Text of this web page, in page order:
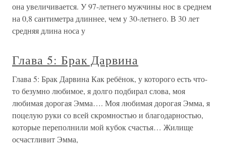
она увеличивается. У 97-летнего мужчины нос в среднем
на 0,8 сантиметра длиннее, чем у 30-летнего. В 30 лет
средняя длина носа у
Глава 5: Брак Дарвина
Глава 5: Брак Дарвина Как ребёнок, у которого есть что-
то безумно любимое, я долго подбирал слова, моя
любимая дорогая Эмма…. Моя любимая дорогая Эмма, я
поцелую руки со всей скромностью и благодарностью,
которые переполнили мой кубок счастья… Жилище
осчастливит Эмма,